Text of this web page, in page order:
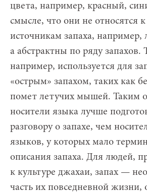
цвета, например, красный,
смысле, что они не относятся
источникам запаха, например,
а абстрактны по ряду запахов.
например, используется для
«острым» запахом, таких как
помет летучих мышей. Таким
носители языка лучше
разговору о запахе, чем
языков, у которых мало
описания запаха. Для людей,
к культуре джахаи, запах —
часть их повседневной жизни,